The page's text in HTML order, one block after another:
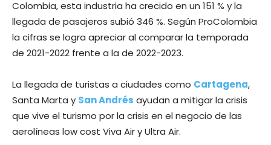
Colombia, esta industria ha crecido en un 151 % y la
llegada de pasajeros subió 346 %. Según ProColombia
la cifras se logra apreciar al comparar la temporada
de 2021-2022 frente a la de 2022-2023.
La llegada de turistas a ciudades como Cartagena,
Santa Marta y San Andrés ayudan a mitigar la crisis
que vive el turismo por la crisis en el negocio de las
aerolíneas low cost Viva Air y Ultra Air.